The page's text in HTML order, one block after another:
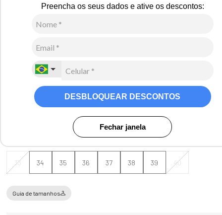
Preencha os seus dados e ative os descontos:
DESBLOQUEAR DESCONTOS
Fechar janela
Vail Ref.:22113
994,00
Ver Parcelas
Café
33 34 35 36 37 38 39 40
Guia de tamanhos